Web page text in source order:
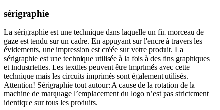
sérigraphie
La sérigraphie est une technique dans laquelle un fin morceau de
gaze est tendu sur un cadre. En appuyant sur l'encre à travers les
évidements, une impression est créée sur votre produit. La
sérigraphie est une technique utilisée à la fois à des fins graphiques
et industrielles. Les textiles peuvent être imprimés avec cette
technique mais les circuits imprimés sont également utilisés.
Attention! Sérigraphie tout autour: A cause de la rotation de la
machine de marquage l’emplacement du logo n’est pas strictement
identique sur tous les produits.